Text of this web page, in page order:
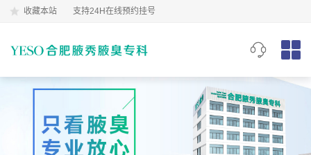
收藏本站 支持24H在线预约挂号